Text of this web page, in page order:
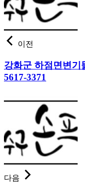
이전
강화군 하점면변기
5617-3371
다음